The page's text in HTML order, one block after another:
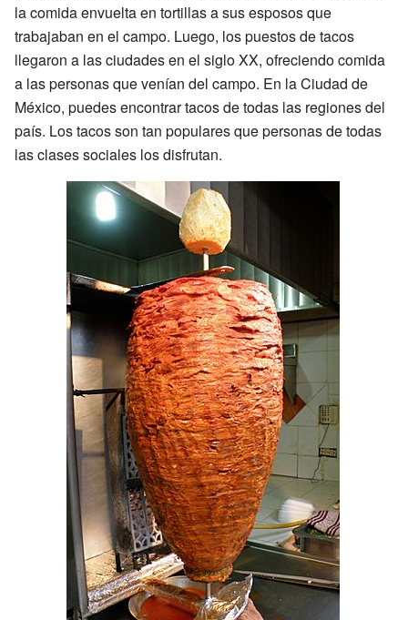
la comida envuelta en tortillas a sus esposos que
trabajaban en el campo. Luego, los puestos de tacos
llegaron a las ciudades en el siglo XX, ofreciendo comida
a las personas que venían del campo. En la Ciudad de
México, puedes encontrar tacos de todas las regiones del
país. Los tacos son tan populares que personas de todas
las clases sociales los disfrutan.